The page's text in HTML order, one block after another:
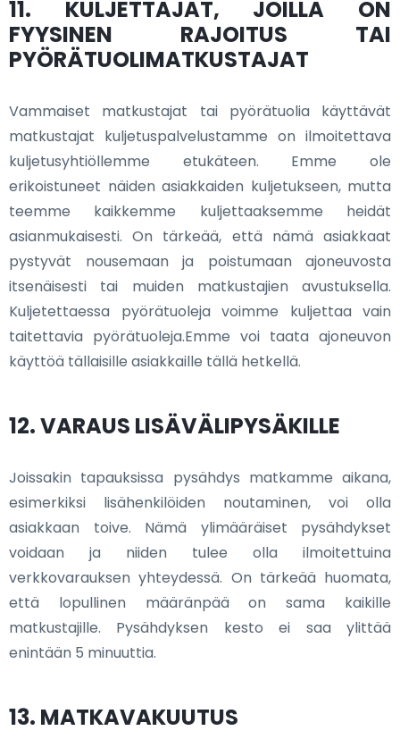
11. KULJETTAJAT, JOILLA ON
FYYSINEN RAJOITUS TAI
PYÖRÄTUOLIMATKUSTAJAT
Vammaiset matkustajat tai pyörätuolia käyttävät
matkustajat kuljetuspalvelustamme on ilmoitettava
kuljetusyhtiöllemme etukäteen. Emme ole
erikoistuneet näiden asiakkaiden kuljetukseen, mutta
teemme kaikkemme kuljettaaksemme heidät
asianmukaisesti. On tärkeää, että nämä asiakkaat
pystyvät nousemaan ja poistumaan ajoneuvosta
itsenäisesti tai muiden matkustajien avustuksella.
Kuljetettaessa pyörätuoleja voimme kuljettaa vain
taitettavia pyörätuoleja.Emme voi taata ajoneuvon
käyttöä tällaisille asiakkaille tällä hetkellä.
12. VARAUS LISÄVÄLIPYSÄKILLE
Joissakin tapauksissa pysähdys matkamme aikana,
esimerkiksi lisähenkilöiden noutaminen, voi olla
asiakkaan toive. Nämä ylimääräiset pysähdykset
voidaan ja niiden tulee olla ilmoitettuina
verkkovarauksen yhteydessä. On tärkeää huomata,
että lopullinen määränpää on sama kaikille
matkustajille. Pysähdyksen kesto ei saa ylittää
enintään 5 minuuttia.
13. MATKAVAKUUTUS